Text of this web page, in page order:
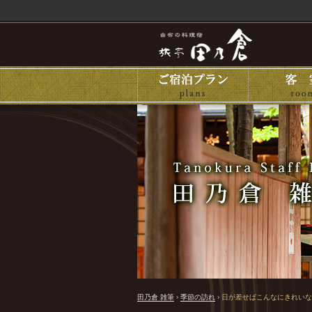
田乃倉 雑筆 › 季節の訪れ › 日が差せばこんなにきれい